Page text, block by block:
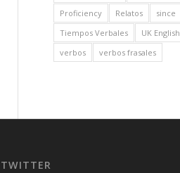
Proficiency
Relatos since
Tiempos Verbales
UK English
verbos
verbos frasales
TWITTER